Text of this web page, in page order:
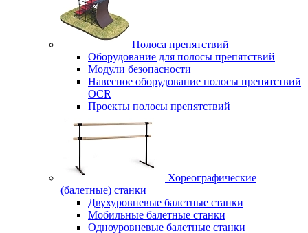
Полоса препятствий
Оборудование для полосы препятствий
Модули безопасности
Навесное оборудование полосы препятствий
OCR
Проекты полосы препятствий
Хореографические
(балетные) станки
Двухуровневые балетные станки
Мобильные балетные станки
Одноуровневые балетные станки